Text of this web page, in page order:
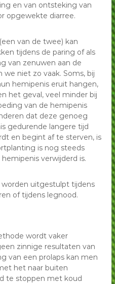
en van ontsteking van
opgewekte diarree.
van de twee) kan
tijdens de paring of als
van zenuwen aan de
niet zo vaak. Soms, bij
hemipenis eruit hangen,
het geval, veel minder bij
van de hemipenis
dat deze genoeg
gedurende langere tijd
en begint af te sterven, is
is nog steeds
verwijderd is.
worden uitgestulpt tijdens
of tijdens legnood.
wordt vaker
zinnige resultaten van
van een prolaps kan men
het naar buiten
te stoppen met koud